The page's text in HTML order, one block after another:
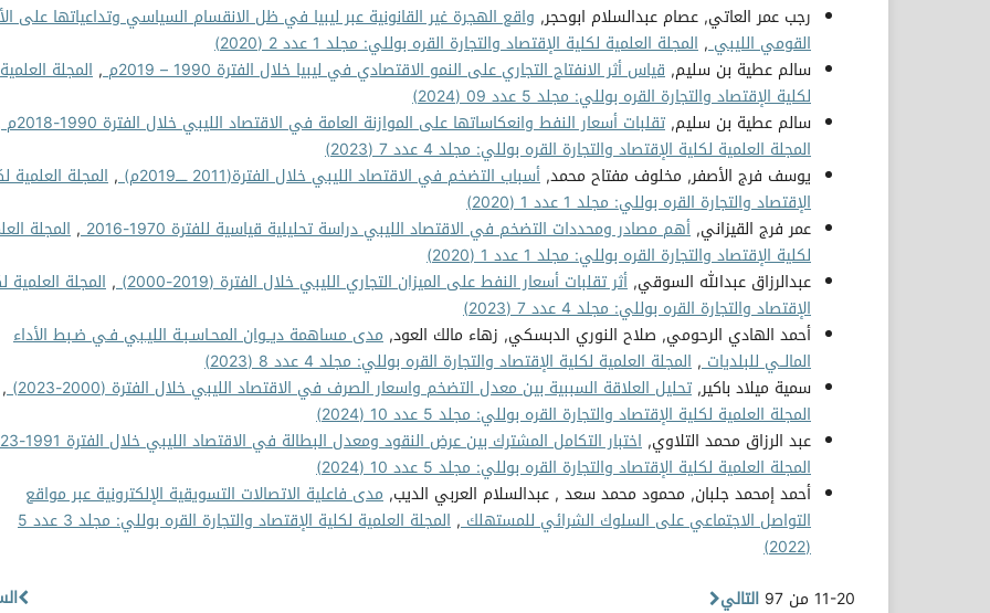
رجب عمر العاتي, عصام عبدالسلام ابوحجر, واقع الهجرة غير القانونية عبر ليبيا في ظل الانقسام السياسي وتداعياتها على
القومي الليبي, المجلة العلمية لكلية الإقتصاد والتجارة القره بوللي: مجلد 1 عدد 2 (2020)
سالم عطية بن سليم, قياس أثر الانفتاح التجاري على النمو الاقتصادي في ليبيا خلال الفترة 1990 – 2019م , المجلة العلمية
لكلية الإقتصاد والتجارة القره بوللي: مجلد 5 عدد 09 (2024)
سالم عطية بن سليم, تقلبات أسعار النفط وانعكاساتها على الموازنة العامة في الاقتصاد الليبي خلال الفترة 1990-2018م
المجلة العلمية لكلية الإقتصاد والتجارة القره بوللي: مجلد 4 عدد 7 (2023)
يوسف فرج الأصفر, مخلوف مفتاح محمد, أسباب التضخم في الاقتصاد الليبي خلال الفترة(2011 ـــــ2019م) , المجلة العلمية
الإقتصاد والتجارة القره بوللي: مجلد 1 عدد 1 (2020)
عمر فرج القيزاني, أهم مصادر ومحددات التضخم في الاقتصاد الليبي دراسة تحليلية قياسية للفترة 1970-2016 , المجلة
لكلية الإقتصاد والتجارة القره بوللي: مجلد 1 عدد 1 (2020)
عبدالرزاق عبدالله السوقي, أثر تقلبات أسعار النفط على الميزان التجاري الليبي خلال الفترة (2019-2000) , المجلة العلمية
الإقتصاد والتجارة القره بوللي: مجلد 4 عدد 7 (2023)
أحمد الهادي الرحومي, صلاح النوري الدبسكي, زهاء مالك العود, مدى مساهمة ديــوان المحـاسـبـة الليـبي فـي ضـبط الأداء
المالــي للبلديات, المجلة العلمية لكلية الإقتصاد والتجارة القره بوللي: مجلد 4 عدد 8 (2023)
سمية ميلاد باكير, تحليل العلاقة السببية بين معدل التضخم واسعار الصرف في الاقتصاد الليبي خلال الفترة (2000-2023)
,
المجلة العلمية لكلية الإقتصاد والتجارة القره بوللي: مجلد 5 عدد 10 (2024)
عبد الرزاق محمد التلاوي, اختبار التكامل المشترك بين عرض النقود ومعدل البطالة في الاقتصاد الليبي خلال الفترة 1991-2023
المجلة العلمية لكلية الإقتصاد والتجارة القره بوللي: مجلد 5 عدد 10 (2024)
أحمد إمحمد جلبان, محمود محمد سعد , عبدالسلام العربي الديب, مدى فاعلية الاتصالات التسويقية الإلكترونية عبر مواقع
التواصل الاجتماعي على السلوك الشرائي للمستهلك,
المجلة العلمية لكلية الإقتصاد والتجارة القره بوللي: مجلد 3 عدد 5
(2022)
11-20 من 97 التالي